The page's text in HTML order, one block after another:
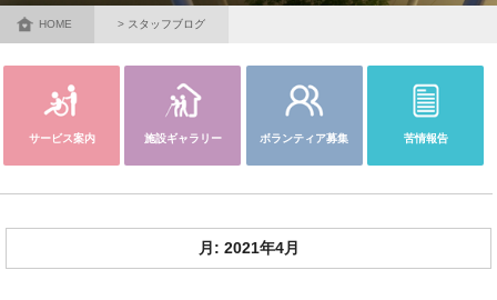
HOME スタッフブログ
サービス案内 施設ギャラリー ボランティア募集 苦情報告
月: 2021年4月